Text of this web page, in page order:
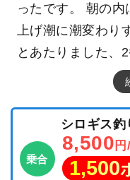
ったです。 朝の内
上げ潮に潮変わり
とあたりました、2
乗合
シロギス釣
8,500 円
1,500